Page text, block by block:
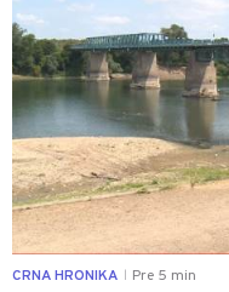
CRNA HRONIKA Pre 5 min